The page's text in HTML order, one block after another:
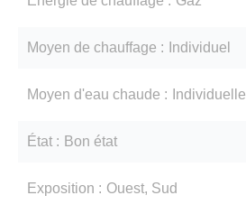
Moyen de chauffage Individuel
Moyen d'eau chaude Individuelle
État Bon état
Exposition Ouest, Sud